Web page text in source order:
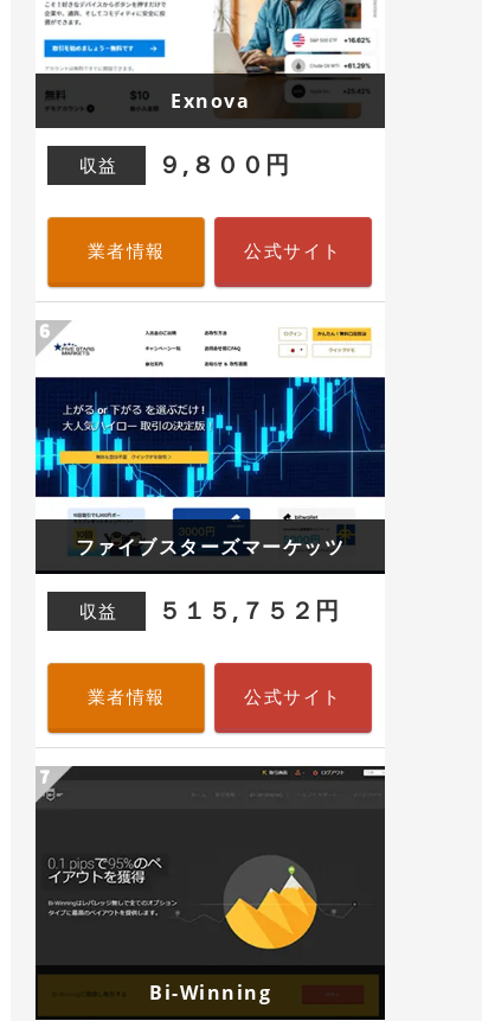
Exnova
収益 ９,８００円
業者情報 公式サイト
ファイブスターズマーケッツ
収益 ５１５,７５２円
業者情報 公式サイト
Bi-Winning